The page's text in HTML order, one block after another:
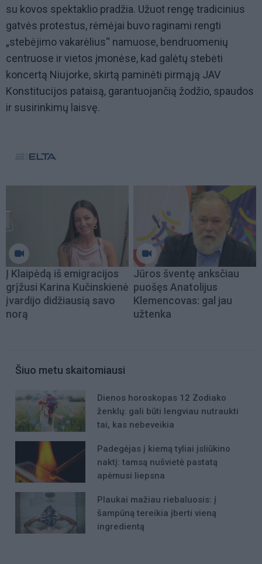
su kovos spektaklio pradžia. Užuot rengę tradicinius
gatvės protestus, rėmėjai buvo raginami rengti
„stebėjimo vakarėlius“ namuose, bendruomenių
centruose ir vietos įmonėse, kad galėtų stebėti
koncertą Niujorke, skirtą paminėti pirmąją JAV
Konstitucijos pataisą, garantuojančią žodžio, spaudos
ir susirinkimų laisvę.
Į Klaipėdą iš emigracijos
grįžusi Karina Kučinskienė
įvardijo didžiausią savo
norą
Jūros šventę anksčiau
puošęs Anatolijus
Klemencovas: gal jau
užtenka
Šiuo metu skaitomiausi
Dienos horoskopas 12 Zodiako
ženklų: gali būti lengviau nutraukti
tai, kas nebeveikia
Padegėjas į kiemą tyliai įsliūkino
naktį: tamsą nušvietė pastatą
apėmusi liepsna
Plaukai mažiau riebaluosis: į
šampūną tereikia įberti vieną
ingredientą